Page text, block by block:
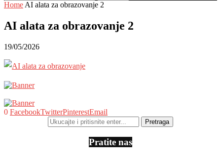
Home AI alata za obrazovanje 2
AI alata za obrazovanje 2
19/05/2026
0 FacebookTwitterPinterestEmail
Pratite nas